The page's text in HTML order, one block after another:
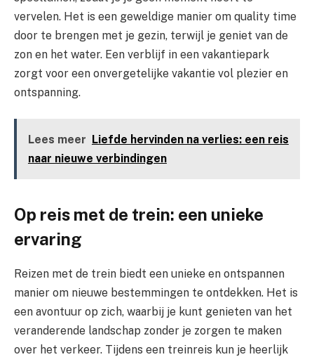
vervelen. Het is een geweldige manier om quality time
door te brengen met je gezin, terwijl je geniet van de
zon en het water. Een verblijf in een vakantiepark
zorgt voor een onvergetelijke vakantie vol plezier en
ontspanning.
Lees meer
Liefde hervinden na verlies: een reis
naar nieuwe verbindingen
Op reis met de trein: een unieke
ervaring
Reizen met de trein biedt een unieke en ontspannen
manier om nieuwe bestemmingen te ontdekken. Het is
een avontuur op zich, waarbij je kunt genieten van het
veranderende landschap zonder je zorgen te maken
over het verkeer. Tijdens een treinreis kun je heerlijk